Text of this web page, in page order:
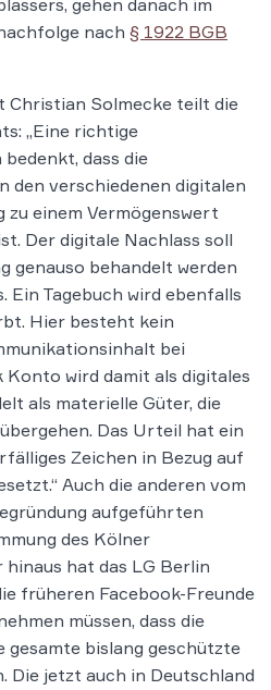
gehen danach im
nach § 1922 BGB
Christian Solmecke teilt die
„Eine richtige
dass die
den verschiedenen digitalen
zu einem Vermögenswert
Der digitale Nachlass soll
genauso behandelt werden
Ein Tagebuch wird ebenfalls
Hier besteht kein
bei
Konto wird damit als digitales
als materielle Güter, die
Das Urteil hat ein
Zeichen in Bezug auf
Auch die anderen vom
aufgeführten
des Kölner
hinaus hat das LG Berlin
früheren Facebook-Freunde
müssen, dass die
gesamte bislang geschützte
Die jetzt auch in Deutschland